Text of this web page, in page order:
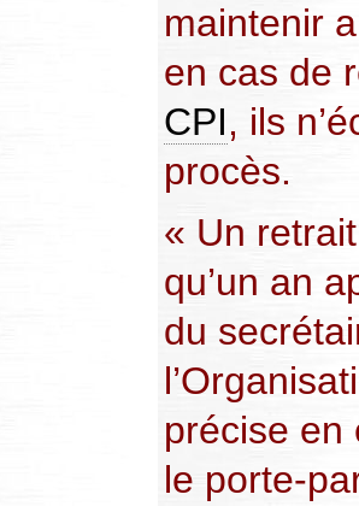
maintenir
en cas de
CPI, ils
procès.
« Un
qu’un an
du
précise en
le porte-